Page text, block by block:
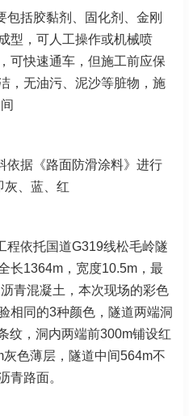
包括胶黏剂、固化剂、金刚
型，可人工操作或机械喷
可快速通车，但施工前应保
，无油污、泥沙等脏物，施
依据《路面防滑涂料》进行
灰、蓝、红
程依托国道G319线松毛岭隧
长1364m，宽度10.5m，最
青混凝土，本次现场的彩色
相同的3种颜色，隧道两端洞
纹，洞内两端前300m铺设红
色薄层，隧道中间564m不
青路面。